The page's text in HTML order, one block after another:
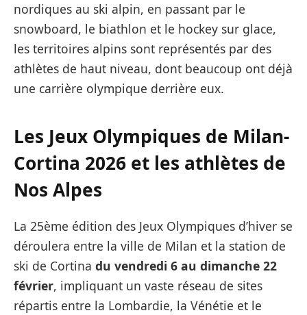
nordiques au ski alpin, en passant par le
snowboard, le biathlon et le hockey sur glace,
les territoires alpins sont représentés par des
athlètes de haut niveau, dont beaucoup ont déjà
une carrière olympique derrière eux.
Les Jeux Olympiques de Milan-
Cortina 2026 et les athlètes de
Nos Alpes
La 25ème édition des Jeux Olympiques d’hiver se
déroulera entre la ville de Milan et la station de
ski de Cortina du vendredi 6 au dimanche 22
février, impliquant un vaste réseau de sites
répartis entre la Lombardie, la Vénétie et le